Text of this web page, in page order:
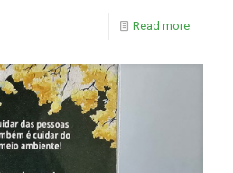
Read more